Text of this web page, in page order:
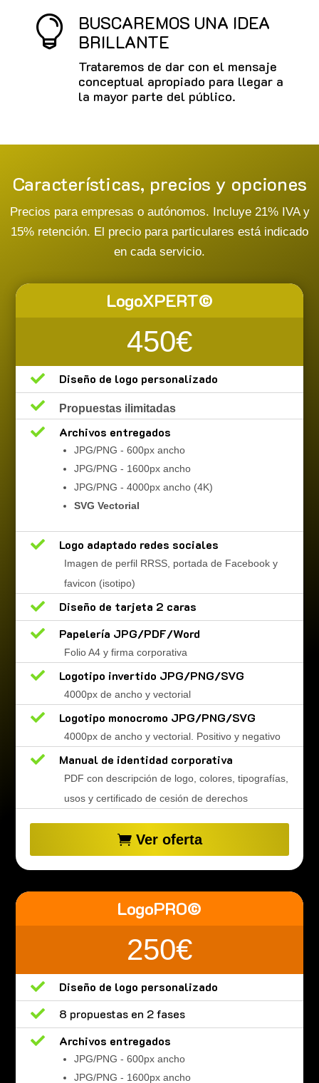

BUSCAREMOS UNA IDEA
BRILLANTE
Trataremos de dar con el mensaje
conceptual apropiado para llegar a
la mayor parte del público.
Características, precios y opciones
Precios para empresas o autónomos. Incluye 21% IVA y
15% retención. El precio para particulares está indicado
en cada servicio.
LogoXPERT©
450€

Diseño de logo personalizado

Propuestas ilimitadas
 Archivos entregados
JPG/PNG - 600px ancho
JPG/PNG - 1600px ancho
JPG/PNG - 4000px ancho (4K)
SVG Vectorial
 Logo adaptado redes sociales
Imagen de perfil RRSS, portada de Facebook y
favicon (isotipo)

Diseño de tarjeta 2 caras

Papelería JPG/PDF/Word
Folio A4 y firma corporativa
 Logotipo invertido JPG/PNG/SVG
4000px de ancho y vectorial
 Logotipo monocromo JPG/PNG/SVG
4000px de ancho y vectorial. Positivo y negativo
 Manual de identidad corporativa
PDF con descripción de logo, colores, tipografías,
usos y certificado de cesión de derechos
Ver oferta
LogoPRO©
250€

Diseño de logo personalizado

8 propuestas en 2 fases

Archivos entregados
JPG/PNG - 600px ancho
JPG/PNG - 1600px ancho